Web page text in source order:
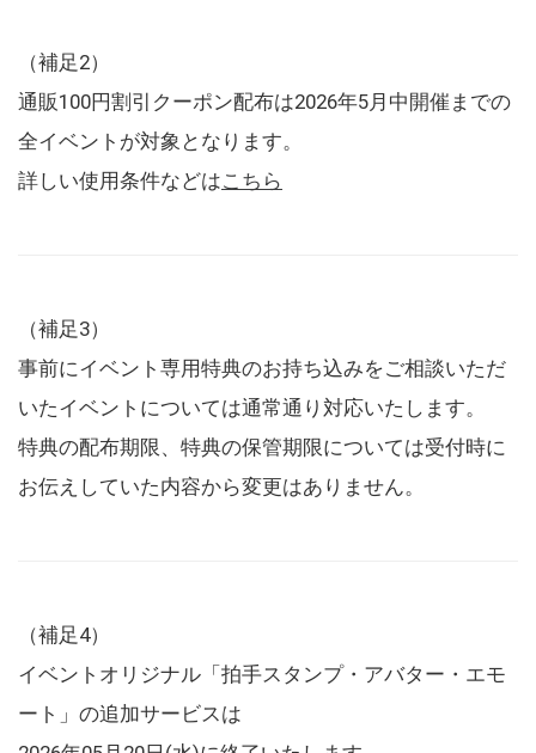
（補足2）
通販100円割引クーポン配布は2026年5月中開催までの
全イベントが対象となります。
詳しい使用条件などはこちら
（補足3）
事前にイベント専用特典のお持ち込みをご相談いただ
いたイベントについては通常通り対応いたします。
特典の配布期限、特典の保管期限については受付時に
お伝えしていた内容から変更はありません。
（補足4）
イベントオリジナル「拍手スタンプ・アバター・エモ
ート」の追加サービスは